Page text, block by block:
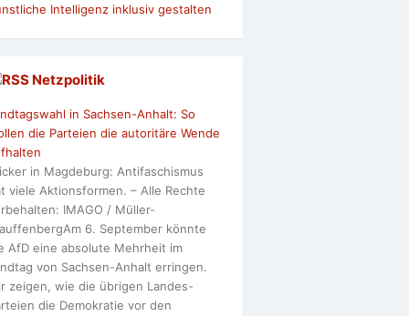
Intelligenz inklusiv gestalten
Netzpolitik
in Sachsen-Anhalt: So
die Parteien die autoritäre Wende
in Magdeburg: Antifaschismus
viele Aktionsformen. – Alle Rechte
IMAGO / Müller-
6. September könnte
AfD eine absolute Mehrheit im
von Sachsen-Anhalt erringen.
zeigen, wie die übrigen Landes-
die Demokratie vor den